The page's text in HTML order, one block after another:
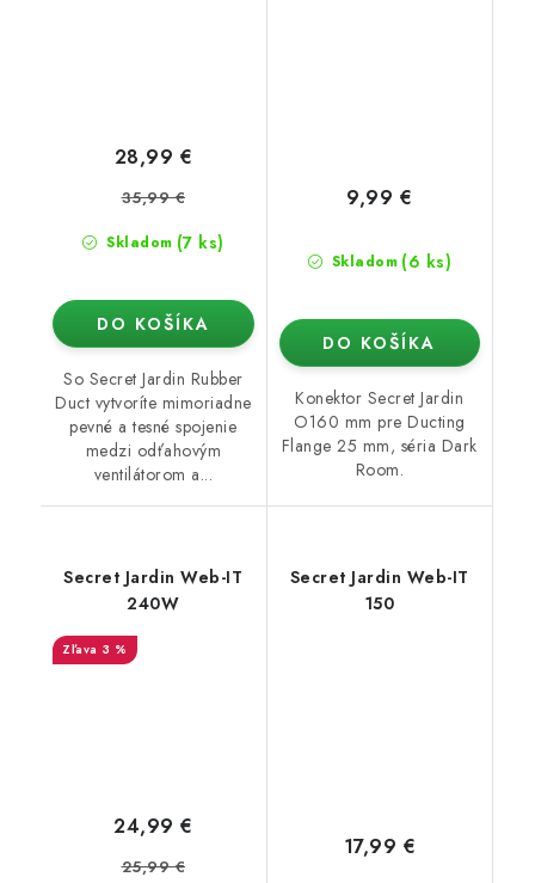
Skladom (7 ks)
28,99 €
35,99 €
DO KOŠÍKA
So Secret Jardin Rubber
Duct vytvoríte mimoriadne
pevné a tesné spojenie
medzi odťahovým
ventilátorom a...
Skladom (6 ks)
9,99 €
DO KOŠÍKA
Konektor Secret Jardin
O160 mm pre Ducting
Flange 25 mm, séria Dark
Room.
Secret Jardin Web-IT
240W
3 %
24,99 €
25,99 €
Secret Jardin Web-IT
150
17,99 €